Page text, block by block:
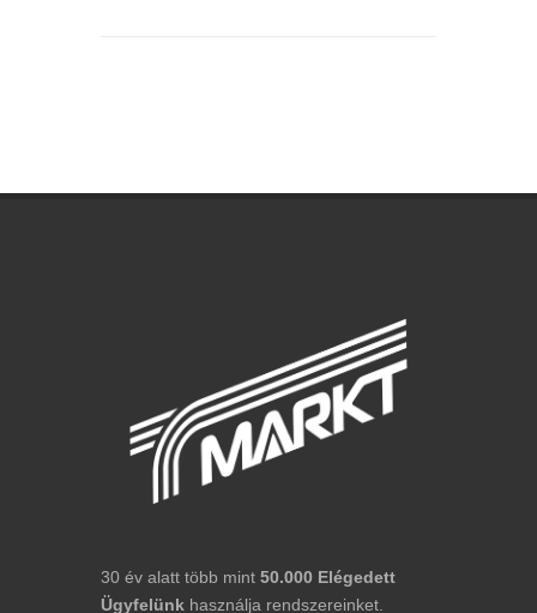
30 év alatt több mint 50.000 Elégedett
Ügyfelünk használja rendszereinket.